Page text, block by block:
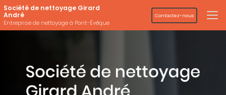
Aller
au
contenu
principal
Société de nettoyage Girard
André
Entreprise de nettoyage à Pont-Évêque
Contactez-nous